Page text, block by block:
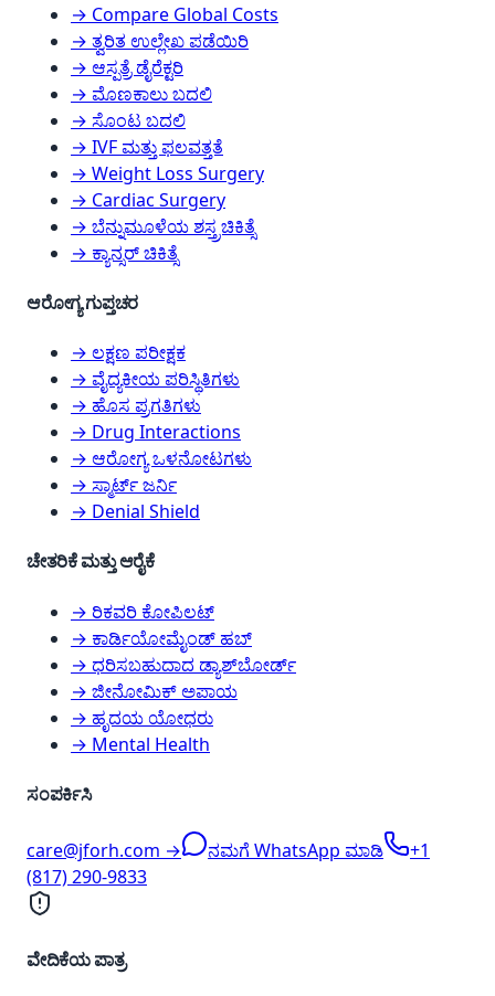
→ Compare Global Costs
→ ತ್ವರಿತ ಉಲ್ಲೇಖ ಪಡೆಯಿರಿ
→ ಆಸ್ಪತ್ರೆ ಡೈರೆಕ್ಟರಿ
→ ಮೊಣಕಾಲು ಬದಲಿ
→ ಸೊಂಟ ಬದಲಿ
→ IVF ಮತ್ತು ಫಲವತ್ತತೆ
→ Weight Loss Surgery
→ Cardiac Surgery
→ ಬೆನ್ನುಮೂಳೆಯ ಶಸ್ತ್ರಚಿಕಿತ್ಸೆ
→ ಕ್ಯಾನ್ಸರ್ ಚಿಕಿತ್ಸೆ
ಆರೋಗ್ಯ ಗುಪ್ತಚರ
→ ಲಕ್ಷಣ ಪರೀಕ್ಷಕ
→ ವೈದ್ಯಕೀಯ ಪರಿಸ್ಥಿತಿಗಳು
→ ಹೊಸ ಪ್ರಗತಿಗಳು
→ Drug Interactions
→ ಆರೋಗ್ಯ ಒಳನೋಟಗಳು
→ ಸ್ಮಾರ್ಟ್ ಜರ್ನಿ
→ Denial Shield
ಚೇತರಿಕೆ ಮತ್ತು ಆರೈಕೆ
→ ರಿಕವರಿ ಕೋಪಿಲಟ್
→ ಕಾರ್ಡಿಯೋಮೈಂಡ್ ಹಬ್
→ ಧರಿಸಬಹುದಾದ ಡ್ಯಾಶ್‌ಬೋರ್ಡ್
→ ಜೀನೋಮಿಕ್ ಅಪಾಯ
→ ಹೃದಯ ಯೋಧರು
→ Mental Health
ಸಂಪರ್ಕಿಸಿ
care@jforh.com → ನಮಗೆ WhatsApp ಮಾಡಿ
+1
(817) 290-9833
ವೇದಿಕೆಯ ಪಾತ್ರ